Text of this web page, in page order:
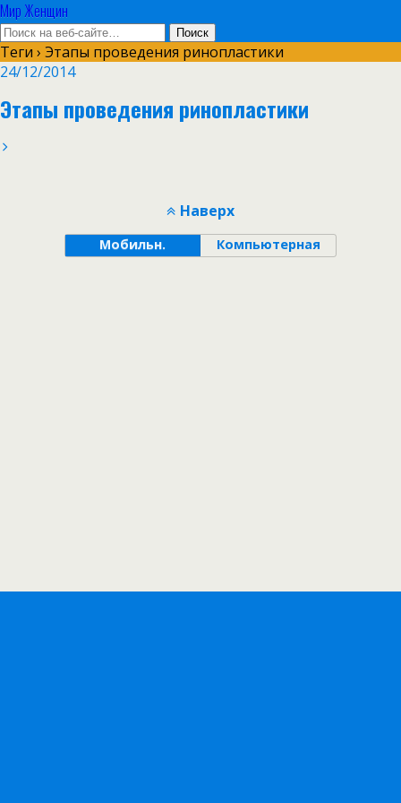
Мир Женщин
Теги › Этапы проведения ринопластики
24/12/2014
Этапы проведения ринопластики
Наверх
Мобильн. Компьютерная